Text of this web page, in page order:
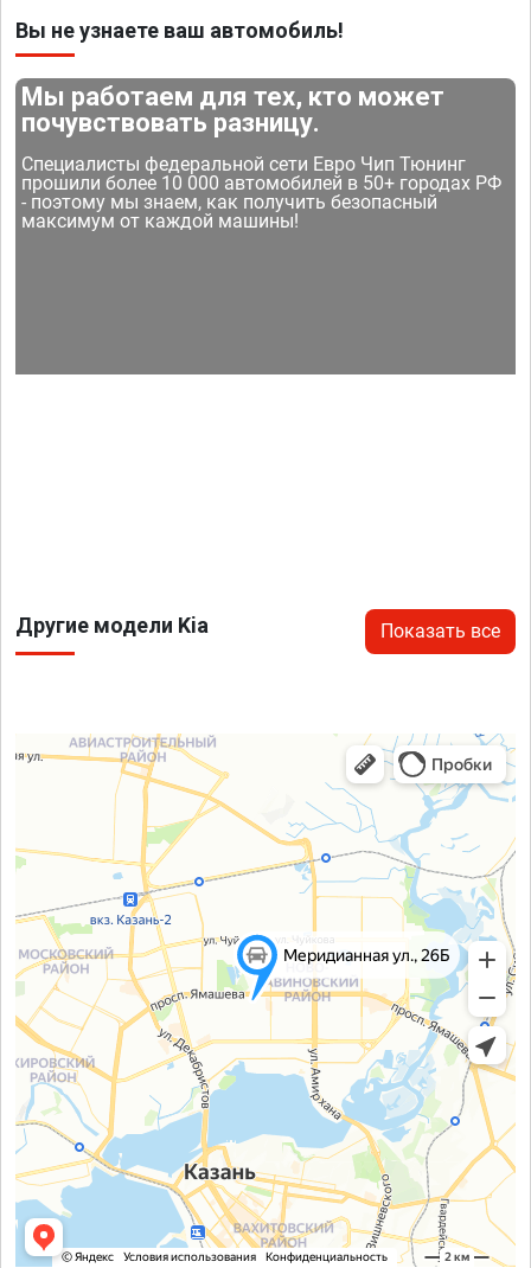
Вы не узнаете ваш автомобиль!
Мы работаем для тех, кто может
почувствовать разницу.
Специалисты федеральной сети Евро Чип Тюнинг
прошили более 10 000 автомобилей в 50+ городах РФ
- поэтому мы знаем, как получить безопасный
максимум от каждой машины!
Другие модели Kia Показать все